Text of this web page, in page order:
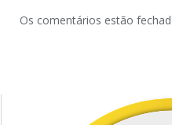
Os comentários estão